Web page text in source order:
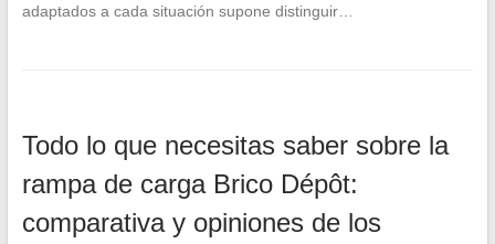
adaptados a cada situación supone distinguir…
Todo lo que necesitas saber sobre la
rampa de carga Brico Dépôt:
comparativa y opiniones de los